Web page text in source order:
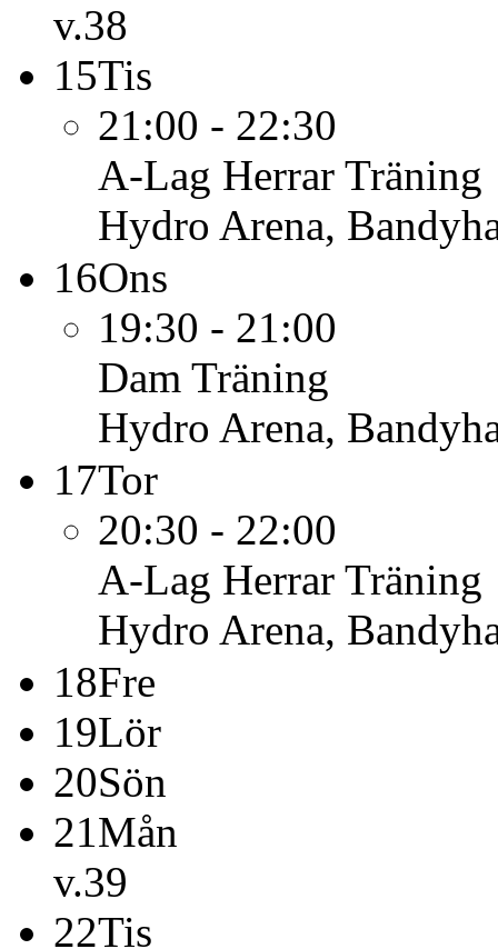
v.38
15Tis
21:00 - 22:30
A-Lag Herrar Träning
Hydro Arena,
16Ons
19:30 - 21:00
Dam Träning
Hydro Arena,
17Tor
20:30 - 22:00
A-Lag Herrar Träning
Hydro Arena,
18Fre
19Lör
20Sön
21Mån
v.39
22Tis